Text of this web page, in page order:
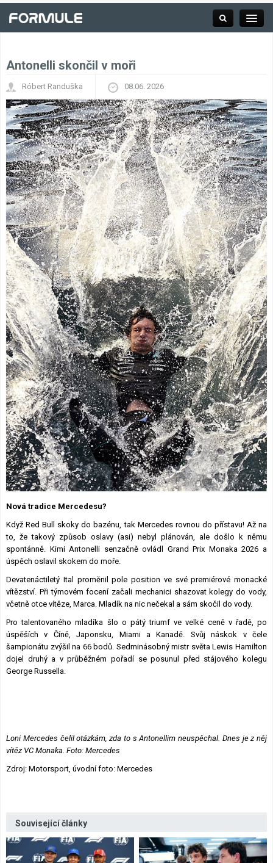
Závodní série
Kalendář F1
Výsledky F1
Týmy a jezdci F1
Okruhy F1
Lexikon F1
Antonelli skončil v moři
Róbert Randuška 08.06. 2026
Nová tradice Mercedesu?
Když Red Bull skoky do bazénu, tak Mercedes rovnou do přístavu! Až na
to, že takový způsob oslavy (asi) nebyl plánován, ale došlo k němu
spontánně. Kimi Antonelli senzačně ovládl Grand Prix Monaka 2026 a
úspěch oslavil skokem do moře.
Devatenáctiletý Ital proměnil pole position ve své premiérové monacké
vítězství. Při týmovém focení začali mechanici shazovat kolegy do vody,
včetně otce vítěze, Marca. Mladík na nic nečekal a sám skočil do vody.
Pro talentovaného mladíka šlo o pátý triumf ve velké ceně v řadě, po
úspěších v Číně, Japonsku, Miami a Kanadě. Svůj náskok v čele
šampionátu zvýšil na 66 bodů. Sedminásobný mistr světa Lewis Hamilton
dojel druhý a v průběžném pořadí se posunul před stájového kolegu
George Russella.
Loni Mercedes čelil otázkám, zda to s Antonellim neuspěchal. Dnes je z něj
vítěz VC Monaka. Foto: Mercedes
Zdroj: Motorsport, úvodní foto: Mercedes
Související články